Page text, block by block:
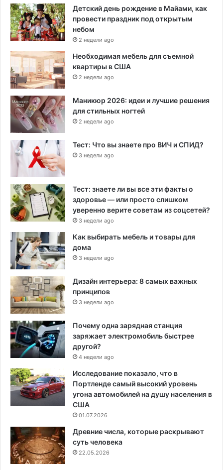
Детский день рождение в Майами, как
провести праздник под открытым
небом
2 недели ago
Необходимая мебель для съемной
квартиры в США
2 недели ago
Маникюр 2026: идеи и лучшие решения
для стильных ногтей
2 недели ago
Тест: Что вы знаете про ВИЧ и СПИД?
3 недели ago
Тест: знаете ли вы все эти факты о
здоровье — или просто слишком
уверенно верите советам из соцсетей?
3 недели ago
Как выбирать мебель и товары для
дома
3 недели ago
Дизайн интерьера: 8 самых важных
принципов
3 недели ago
Почему одна зарядная станция
заряжает электромобиль быстрее
другой?
4 недели ago
Исследование показало, что в
Портленде самый высокий уровень
угона автомобилей на душу населения в
США
01.07.2026
Древние числа, которые раскрывают
суть человека
22.05.2026